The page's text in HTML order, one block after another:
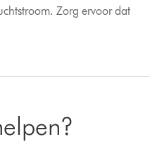
Zorg ervoor dat